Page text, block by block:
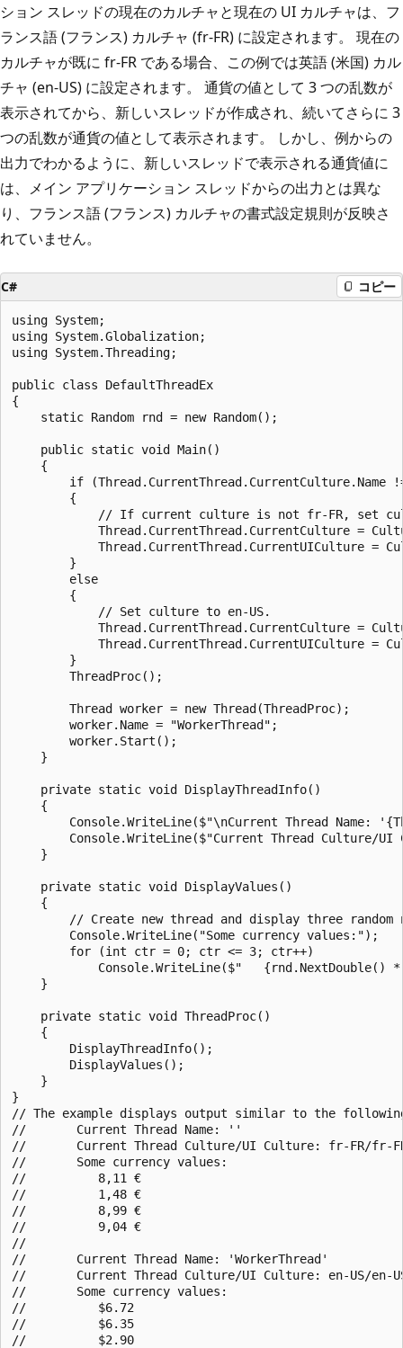
ション スレッドの現在のカルチャと現在の UI カルチャは、フ
ランス語 (フランス) カルチャ (fr-FR) に設定されます。 現在の
カルチャが既に fr-FR である場合、この例では英語 (米国) カル
チャ (en-US) に設定されます。 通貨の値として 3 つの乱数が
表示されてから、新しいスレッドが作成され、続いてさらに 3
つの乱数が通貨の値として表示されます。 しかし、例からの
出力でわかるように、新しいスレッドで表示される通貨値に
は、メイン アプリケーション スレッドからの出力とは異な
り、フランス語 (フランス) カルチャの書式設定規則が反映さ
れていません。
C# コピー
using System;
using System.Globalization;
using System.Threading;
public class DefaultThreadEx
{
    static Random rnd = new Random();
    public static void Main()
    {
if (Thread.CurrentThread.CurrentCulture.Name
        {
// If current culture is not fr-FR, set
Thread.CurrentThread.CurrentCulture =
Thread.CurrentThread.CurrentUICulture =
        }
        else
        {
            // Set culture to en-US.
Thread.CurrentThread.CurrentCulture =
Thread.CurrentThread.CurrentUICulture =
        }
        ThreadProc();
        Thread worker = new Thread(ThreadProc);
        worker.Name = "WorkerThread";
        worker.Start();
    }
    private static void DisplayThreadInfo()
    {
Console.WriteLine($"\nCurrent Thread Name:
Console.WriteLine($"Current Thread Culture/
    }
    private static void DisplayValues()
    {
// Create new thread and display three random
        Console.WriteLine("Some currency values:");
        for (int ctr = 0; ctr <= 3; ctr++)
Console.WriteLine($"   {rnd.NextDouble()
    }
    private static void ThreadProc()
    {
        DisplayThreadInfo();
        DisplayValues();
    }
}
// The example displays output similar to the
//       Current Thread Name: ''
//       Current Thread Culture/UI Culture: fr-FR/fr-
//       Some currency values:
//          8,11 €
//          1,48 €
//          8,99 €
//          9,04 €
//
//       Current Thread Name: 'WorkerThread'
//       Current Thread Culture/UI Culture: en-US/en-
//       Some currency values:
//          $6.72
//          $6.35
//          $2.90